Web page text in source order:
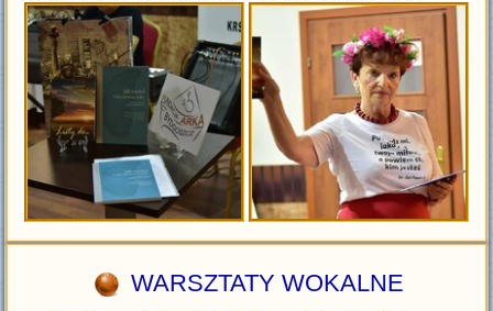
WARSZTATY WOKALNE